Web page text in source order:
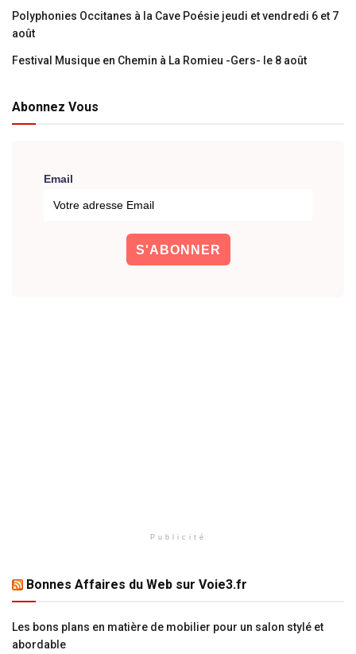
Polyphonies Occitanes à la Cave Poésie jeudi et vendredi 6 et 7
août
Festival Musique en Chemin à La Romieu -Gers- le 8 août
Abonnez Vous
Email
Publicité
Bonnes Affaires du Web sur Voie3.fr
Les bons plans en matière de mobilier pour un salon stylé et
abordable